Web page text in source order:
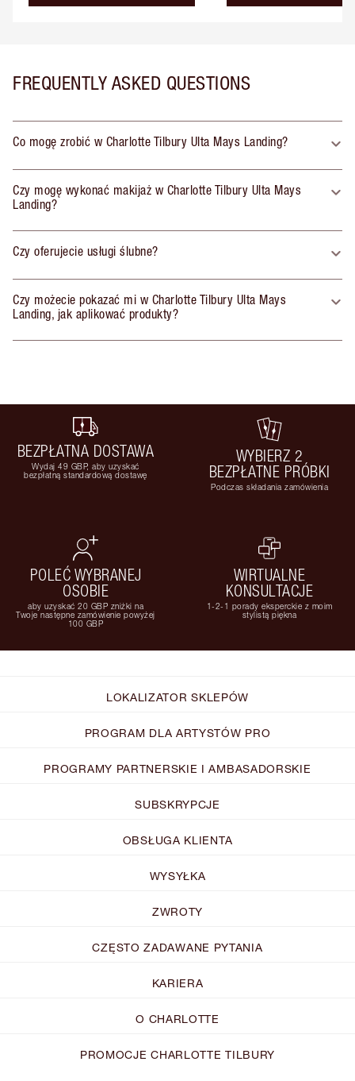
FREQUENTLY ASKED QUESTIONS
Co mogę zrobić w Charlotte Tilbury Ulta Mays Landing?
Czy mogę wykonać makijaż w Charlotte Tilbury Ulta Mays
Landing?
Czy oferujecie usługi ślubne?
Czy możecie pokazać mi w Charlotte Tilbury Ulta Mays
Landing, jak aplikować produkty?
BEZPŁATNA DOSTAWA
Wydaj 49 GBP, aby uzyskać
bezpłatną standardową dostawę
WYBIERZ 2
BEZPŁATNE PRÓBKI
Podczas składania zamówienia
POLEĆ WYBRANEJ
OSOBIE
aby uzyskać 20 GBP zniżki na
Twoje następne zamówienie powyżej
100 GBP
WIRTUALNE
KONSULTACJE
1-2-1 porady eksperckie z moim
stylistą piękna
LOKALIZATOR SKLEPÓW
PROGRAM DLA ARTYSTÓW PRO
PROGRAMY PARTNERSKIE I AMBASADORSKIE
SUBSKRYPCJE
OBSŁUGA KLIENTA
WYSYŁKA
ZWROTY
CZĘSTO ZADAWANE PYTANIA
KARIERA
O CHARLOTTE
PROMOCJE CHARLOTTE TILBURY